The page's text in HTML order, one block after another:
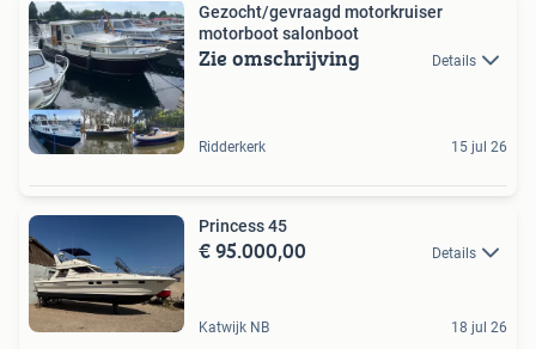
Gezocht/gevraagd motorkruiser
motorboot salonboot
Zie omschrijving Details
Ridderkerk 15 jul 26
Princess 45
€ 95.000,00 Details
Katwijk NB 18 jul 26